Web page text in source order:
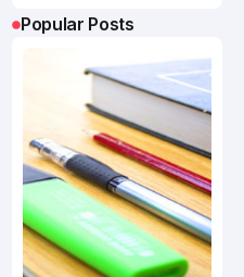
Popular Posts